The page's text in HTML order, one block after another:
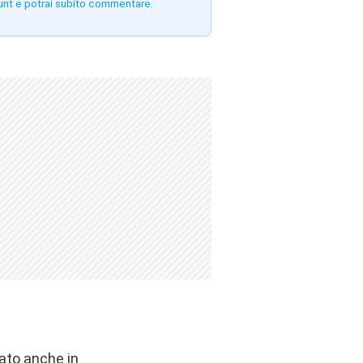
e potrai subito commentare.
anche in